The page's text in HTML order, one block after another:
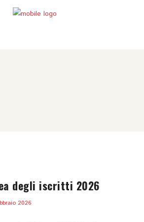
degli iscritti 2026
2026